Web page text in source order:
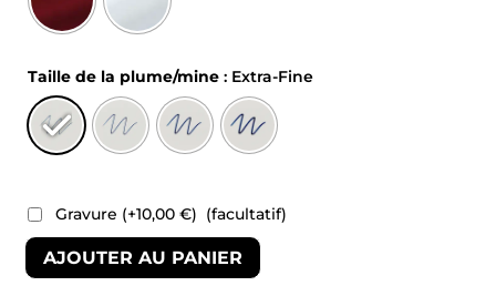
Taille de la plume/mine : Extra-Fine
Gravure (+10,00€) (facultatif)
AJOUTER AU PANIER